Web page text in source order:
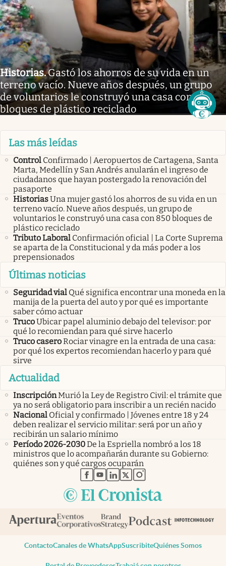
Historias.Gastó los ahorros de su vida en un
terreno vacío. Nueve años después, un grupo
de voluntarios le construyó una casa con 850
bloques de plástico reciclado
Las más leídas
Control Confirmado | Aeropuertos de Cartagena, Santa
Marta, Medellín y San Andrés anularán el ingreso de
ciudadanos que hayan postergado la renovación del
pasaporte
HistoriasUna mujer gastó los ahorros de su vida en un
terreno vacío. Nueve años después, un grupo de
voluntarios le construyó una casa con 850 bloques de
plástico reciclado
Tributo Laboral Confirmación oficial | La Corte Suprema
se aparta de la Constitucional y da más poder a los
prepensionados
Últimas noticias
Seguridad vial Qué significa encontrar una moneda en la
manija de la puerta del auto y por qué es importante
saber cómo actuar
TrucoUbicar papel aluminio debajo del televisor: por
qué lo recomiendan para qué sirve hacerlo
Truco caseroRociar vinagre en la entrada de una casa:
por qué los expertos recomiendan hacerlo y para qué
sirve
Actualidad
InscripciónMurió la Ley de Registro Civil: el trámite que
ya no será obligatorio para inscribir a un recién nacido
Nacional Oficial y confirmado | Jóvenes entre 18 y 24
deben realizar el servicio militar: será por un año y
recibirán un salario mínimo
Período 2026-2030De la Espriella nombró a los 18
ministros que lo acompañarán durante su Gobierno:
quiénes son y qué cargos ocuparán
abre en nueva pestaña
abre en nueva pestaña
abre en nueva pestaña
abre en nueva pestaña
abre en nueva pestaña
ContactoCanales de WhatsAppSuscribiteQuiénes Somos